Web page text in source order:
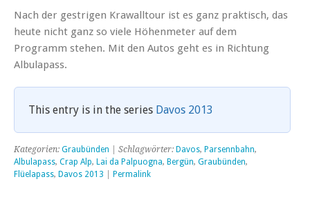
Nach der gestrigen Krawalltour ist es ganz praktisch, das
heute nicht ganz so viele Höhenmeter auf dem
Programm stehen. Mit den Autos geht es in Richtung
Albulapass.
This entry is in the series Davos 2013
Kategorien: Graubünden | Schlagwörter: Davos, Parsennbahn,
Albulapass, Crap Alp, Lai da Palpuogna, Bergün, Graubünden,
Flüelapass, Davos 2013 Permalink